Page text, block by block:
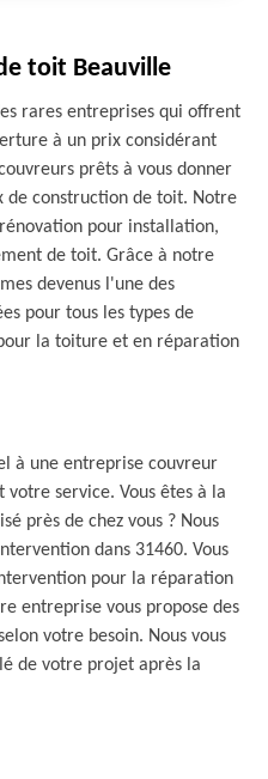
toit Beauville
rares entreprises qui offrent
à un prix considérant
prêts à vous donner
de construction de toit. Notre
pour installation,
de toit. Grâce à notre
devenus l'une des
pour tous les types de
la toiture et en réparation
à une entreprise couvreur
service. Vous êtes à la
près de chez vous ? Nous
dans 31460. Vous
pour la réparation
entreprise vous propose des
votre besoin. Nous vous
de votre projet après la